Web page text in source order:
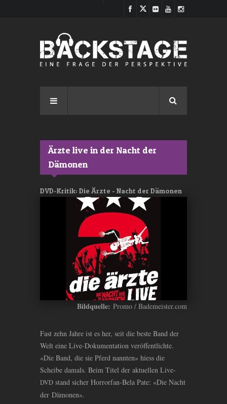
Ärzte live in der Nacht der
Dämonen
DVD-Kritik: Die Ärzte - Nacht der Dämonen
Bildquelle: Promo / Bademeister.com
Fast zehn Jahre ist es her, seit die beste Band der
Welt eine Live-Dokumentation veröffentlichte.
«Die Band, die sie Pferd nannten» hiess die
Scheibe damals. Beim Titel der aktuellen Live-
DVD stand sicher Horrorfan-Bela Pate: «Die Nacht
der Dämonen».